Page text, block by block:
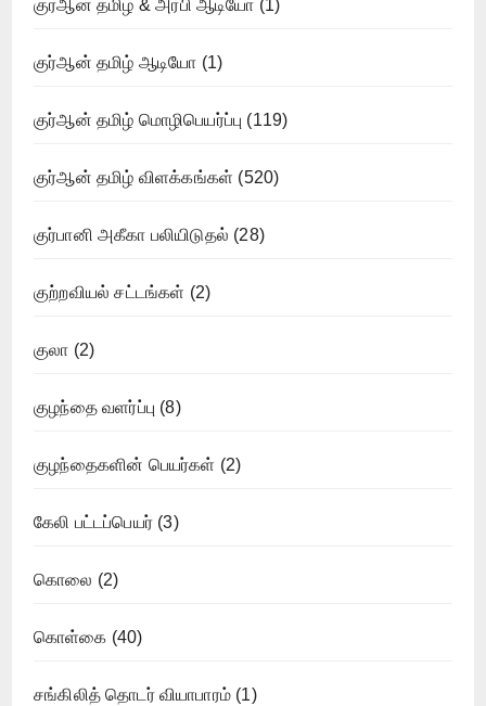
குர்ஆன் தமிழ் & அரபி ஆடியோ (1)
குர்ஆன் தமிழ் ஆடியோ (1)
குர்ஆன் தமிழ் மொழிபெயர்ப்பு (119)
குர்ஆன் தமிழ் விளக்கங்கள் (520)
குர்பானி அகீகா பலியிடுதல் (28)
குற்றவியல் சட்டங்கள் (2)
குலா (2)
குழந்தை வளர்ப்பு (8)
குழந்தைகளின் பெயர்கள் (2)
கேலி பட்டப்பெயர் (3)
கொலை (2)
கொள்கை (40)
சங்கிலித் தொடர் வியாபாரம் (1)